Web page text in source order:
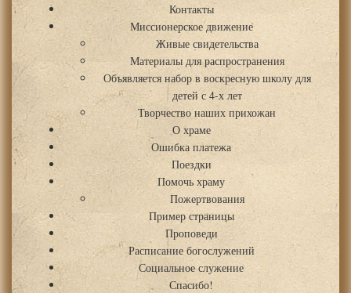
Контакты
Миссионерское движение
Живые свидетельства
Материалы для распространения
Объявляется набор в воскресную школу для
детей с 4-х лет
Творчество наших прихожан
О храме
Ошибка платежа
Поездки
Помочь храму
Пожертвования
Пример страницы
Проповеди
Расписание богослужений
Социальное служение
Спасибо!